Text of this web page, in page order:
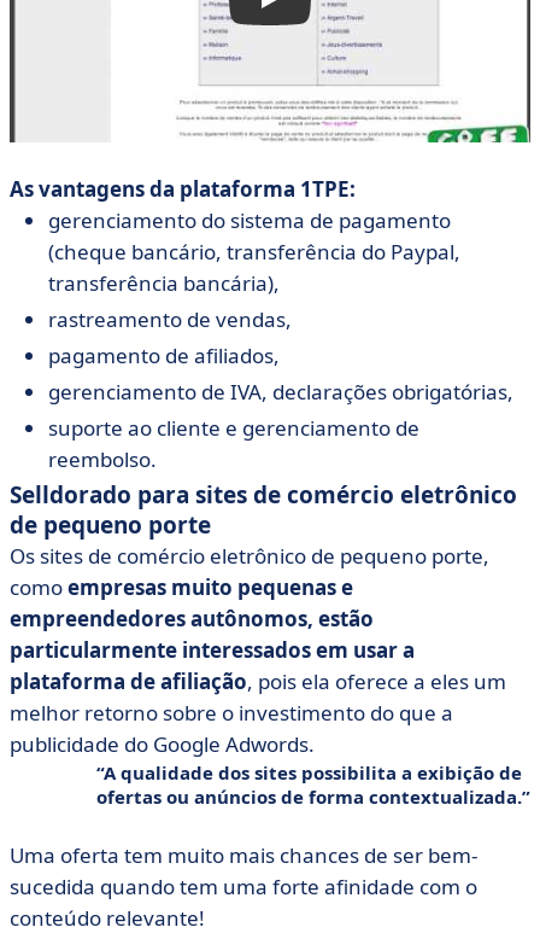
As vantagens da plataforma 1TPE:
gerenciamento do sistema de pagamento
(cheque bancário, transferência do Paypal,
transferência bancária),
rastreamento de vendas,
pagamento de afiliados,
gerenciamento de IVA, declarações obrigatórias,
suporte ao cliente e gerenciamento de
reembolso.
Selldorado para sites de comércio eletrônico
de pequeno porte
Os sites de comércio eletrônico de pequeno porte,
comoempresas muito pequenas e
empreendedores autônomos, estão
particularmente interessados em usar a
plataforma de afiliação, pois ela oferece a eles um
melhor retorno sobre o investimento do que a
publicidade do Google Adwords.
A qualidade dos sites possibilita a exibição de
ofertas ou anúncios de forma contextualizada.
Uma oferta tem muito mais chances de ser bem-
sucedida quando tem uma forte afinidade com o
conteúdo relevante!